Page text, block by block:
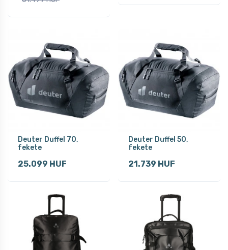
Deuter Duffel 70,
fekete
25.099 HUF
Deuter Duffel 50,
fekete
21.739 HUF